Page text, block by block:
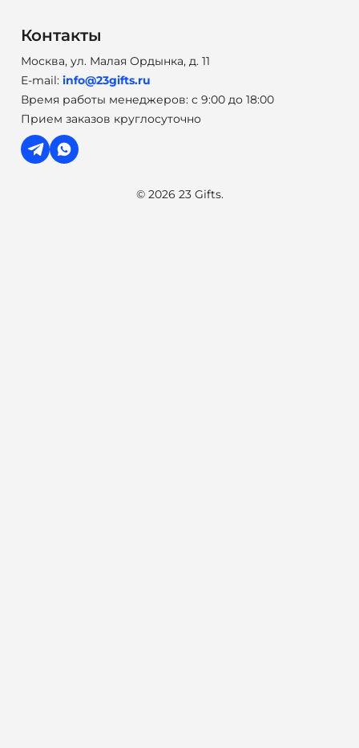
Контакты
Москва, ул. Малая Ордынка, д. 11
E-mail: info@23gifts.ru
Время работы менеджеров: с 9:00 до 18:00
Прием заказов круглосуточно
© 2026 23 Gifts.